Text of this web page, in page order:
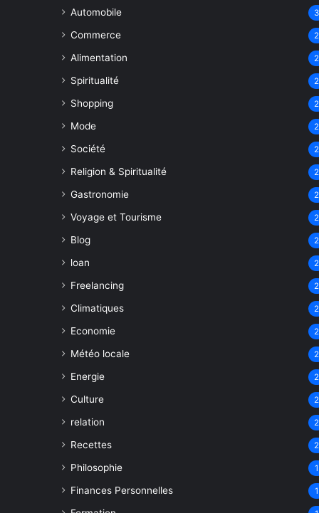
Automobile 3
Commerce 2
Alimentation 2
Spiritualité 2
Shopping 2
Mode 2
Société 2
Religion & Spiritualité 2
Gastronomie 2
Voyage et Tourisme 2
Blog 2
loan 2
Freelancing 2
Climatiques 2
Economie 2
Météo locale 2
Energie 2
Culture 2
relation 2
Recettes 2
Philosophie 1
Finances Personnelles 1